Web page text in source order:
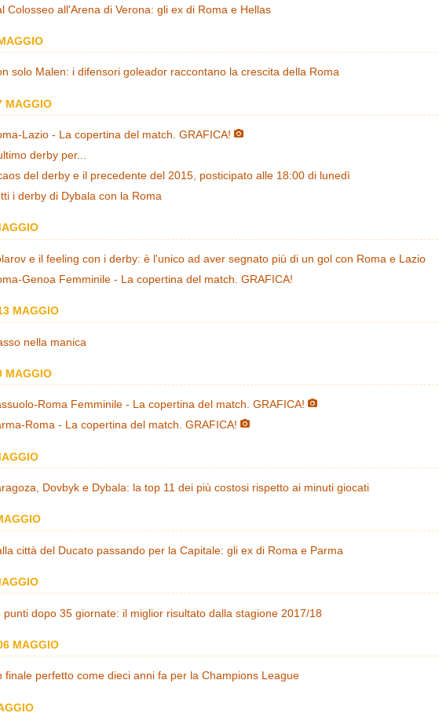
Colosseo all'Arena di Verona: gli ex di Roma e Hellas
solo Malen: i difensori goleador raccontano la crescita della Roma
MAGGIO
Lazio - La copertina del match. GRAFICA!
derby per...
del derby e il precedente del 2015, posticipato alle 18:00 di lunedì
i derby di Dybala con la Roma
e il feeling con i derby: è l'unico ad aver segnato più di un gol con Roma e Lazio
Genoa Femminile - La copertina del match. GRAFICA!
MAGGIO
nella manica
MAGGIO
Roma Femminile - La copertina del match. GRAFICA!
Roma - La copertina del match. GRAFICA!
Dovbyk e Dybala: la top 11 dei più costosi rispetto ai minuti giocati
città del Ducato passando per la Capitale: gli ex di Roma e Parma
punti dopo 35 giornate: il miglior risultato dalla stagione 2017/18
MAGGIO
finale perfetto come dieci anni fa per la Champions League